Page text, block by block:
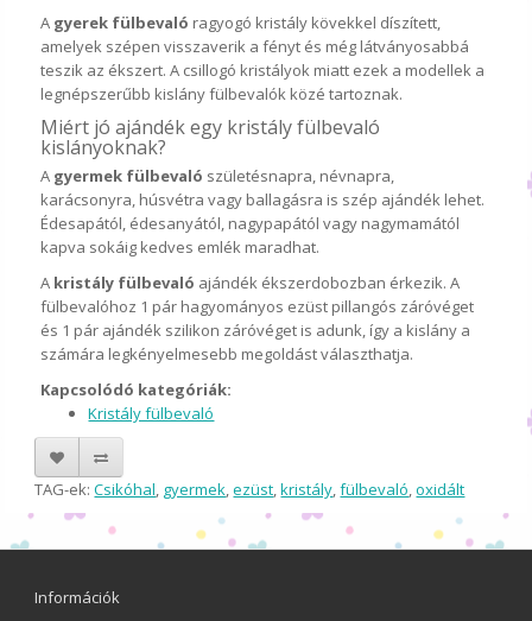
A gyerek fülbevaló ragyogó kristály kövekkel díszített,
amelyek szépen visszaverik a fényt és még látványosabbá
teszik az ékszert. A csillogó kristályok miatt ezek a modellek a
legnépszerűbb kislány fülbevalók közé tartoznak.
Miért jó ajándék egy kristály fülbevaló
kislányoknak?
A gyermek fülbevaló születésnapra, névnapra,
karácsonyra, húsvétra vagy ballagásra is szép ajándék lehet.
Édesapától, édesanyától, nagypapától vagy nagymamától
kapva sokáig kedves emlék maradhat.
A kristály fülbevaló ajándék ékszerdobozban érkezik. A
fülbevalóhoz 1 pár hagyományos ezüst pillangós záróvéget
és 1 pár ajándék szilikon záróvéget is adunk, így a kislány a
számára legkényelmesebb megoldást választhatja.
Kapcsolódó kategóriák:
Kristály fülbevaló
TAG-ek:Csikóhal, gyermek,ezüst,kristály,fülbevaló,oxidált
Információk